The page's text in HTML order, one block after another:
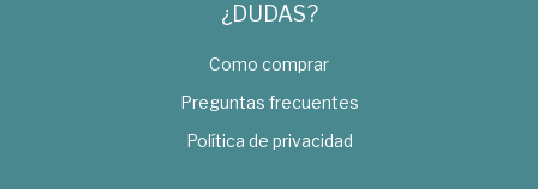
¿DUDAS?
Como comprar
Preguntas frecuentes
Política de privacidad